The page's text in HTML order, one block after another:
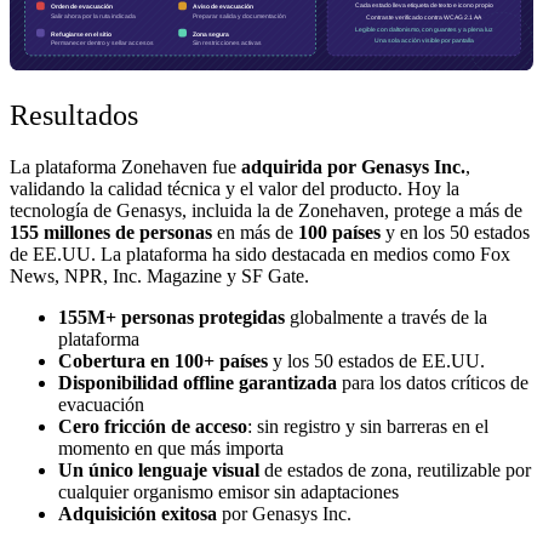
Resultados
La plataforma Zonehaven fue adquirida por Genasys Inc.,
validando la calidad técnica y el valor del producto. Hoy la
tecnología de Genasys, incluida la de Zonehaven, protege a más de
155 millones de personas en más de 100 países y en los 50 estados
de EE.UU. La plataforma ha sido destacada en medios como Fox
News, NPR, Inc. Magazine y SF Gate.
155M+ personas protegidas globalmente a través de la
plataforma
Cobertura en 100+ países y los 50 estados de EE.UU.
Disponibilidad offline garantizada para los datos críticos de
evacuación
Cero fricción de acceso: sin registro y sin barreras en el
momento en que más importa
Un único lenguaje visual de estados de zona, reutilizable por
cualquier organismo emisor sin adaptaciones
Adquisición exitosa por Genasys Inc.